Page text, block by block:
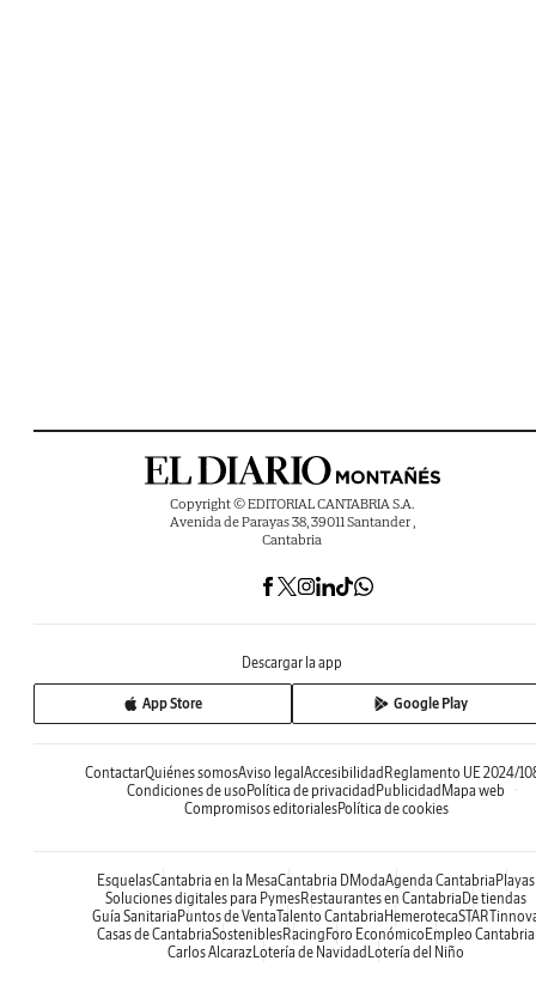
Copyright © EDITORIAL CANTABRIA S.A.
Avenida de Parayas 38, 39011 Santander ,
Cantabria
Descargar la app
App Store Google Play
ContactarQuiénes somosAviso legalAccesibilidadReglamento UE 2024/
Condiciones de usoPolítica de privacidadPublicidadMapa web
Compromisos editorialesPolítica de cookies
EsquelasCantabria en la MesaCantabria DModaAgenda CantabriaPlayas
Soluciones digitales para PymesRestaurantes en CantabriaDe tiendas
Guía SanitariaPuntos de VentaTalento CantabriaHemeroteca
Casas de CantabriaSosteniblesRacingForo EconómicoEmpleo Cantabria
Carlos AlcarazLotería de NavidadLotería del Niño